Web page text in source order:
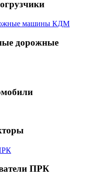
машины КДМ
дорожные
ПРК